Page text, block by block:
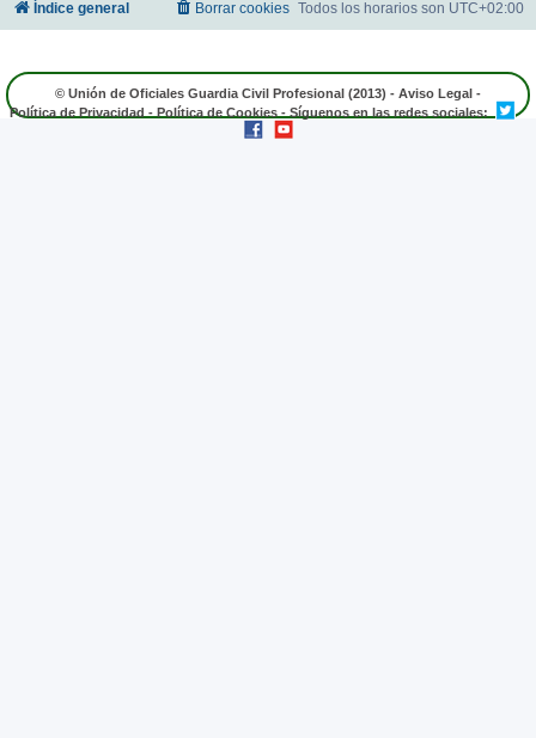
Índice general Todos los horarios son UTC+02:00
Borrar cookies
© Unión de Oficiales Guardia Civil Profesional (2013) - Aviso Legal -
Política de Privacidad - Política de Cookies - Síguenos en las redes sociales: